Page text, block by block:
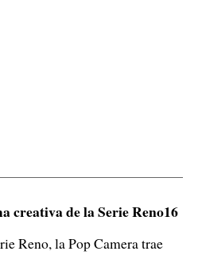
creativa de la Serie Reno16
Reno, la Pop Camera trae